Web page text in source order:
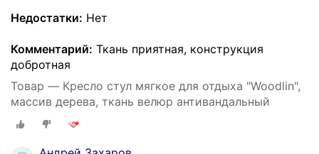
Недостатки: Нет
Комментарий: Ткань приятная, конструкция
добротная
Товар — Кресло стул мягкое для отдыха "Woodlin",
массив дерева, ткань велюр антивандальный